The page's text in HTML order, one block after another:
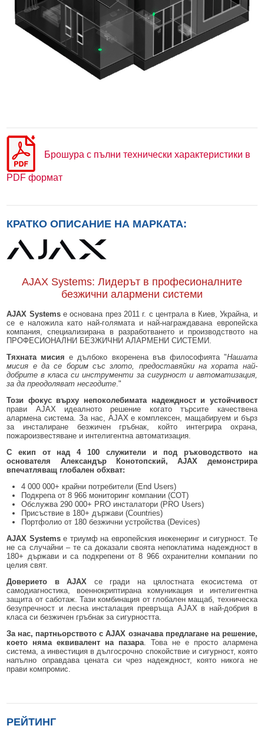
Брошура с пълни технически характеристики в
PDF формат
КРАТКО ОПИСАНИЕ НА МАРКАТА:
AJAX Systems: Лидерът в професионалните
безжични алармени системи
AJAX Systemsе основана през 2011 г. с централа в Киев, Украйна, и
се е наложила като най-голямата и най-награждавана европейска
компания, специализирана в разработването и производството на
ПРОФЕСИОНАЛНИ БЕЗЖИЧНИ АЛАРМЕНИ СИСТЕМИ.
Тяхната мисия е дълбоко вкоренена във философията "Нашата
мисия е да се борим със злото, предоставяйки на хората най-
добрите в класа си инструменти за сигурност и автоматизация,
за да преодоляват несгодите."
Този фокус върху непоколебимата надеждност и устойчивост
прави AJAX идеалното решение когато търсите качествена
алармена система. За нас, AJAX е комплексен, мащабируем и бърз
за инсталиране безжичен гръбнак, който интегрира охрана,
пожароизвестяване и интелигентна автоматизация.
С екип от над4 100 служители и под ръководството на
основателя Александър Конотопский, AJAX демонстрира
впечатляващ глобален обхват:
4 000 000+ крайни потребители (End Users)
Подкрепа от8 966 мониторинг компании (СОТ)
Обслужва290 000+ PRO инсталатори (PRO Users)
Присъствие в 180+ държави (Countries)
Портфолио от 180 безжични устройства (Devices)
AJAX Systemsе триумф на европейския инженеринг и сигурност. Те
не са случайни – те са доказали своята непоклатима надеждност в
180+ държави и са подкрепени от8 966охранителни компании по
целия свят.
Доверието в AJAX се гради на цялостната екосистема от
самодиагностика, военнокриптирана комуникация и интелигентна
защита от саботаж. Тази комбинация от глобален мащаб, техническа
безупречност и лесна инсталация превръща AJAX в най-добрия в
класа си безжичен гръбнак за сигурността.
За нас, партньорството с AJAX означава предлагане на решение,
което няма еквивалент на пазара. Това не е просто алармена
система, а инвестиция в дългосрочно спокойствие и сигурност, която
напълно оправдава цената си чрез надеждност, която никога не
прави компромис.
РЕЙТИНГ